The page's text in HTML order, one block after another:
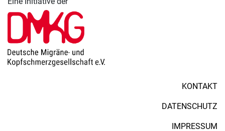
KONTAKT
DATENSCHUTZ
IMPRESSUM